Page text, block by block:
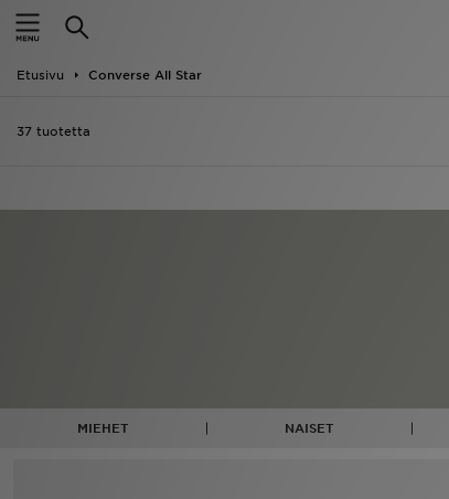
Etusivu Converse All Star
37 tuotetta
MIEHET NAISET
Etusivu
Uutuudet